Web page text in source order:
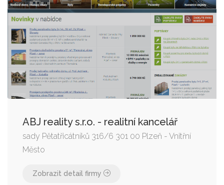
ABJ reality s.r.o. - realitní kancelář
sady Pětatřicátníků 316/6 301 00 Plzeň - Vnitřní
Město
Zobrazit detail firmy